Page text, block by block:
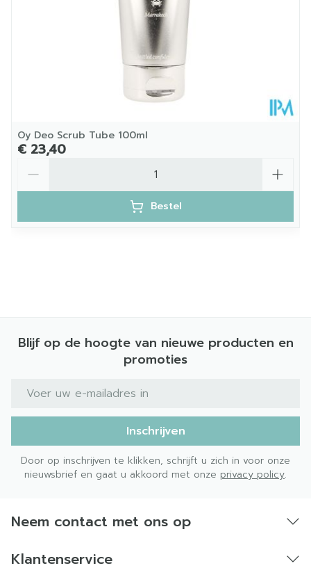
25°C)
Oy Deo Scrub Tube 100ml
€ 23,40
Bestel
Blijf op de hoogte van nieuwe producten en
promoties
E-mail adres
Inschrijven
Door op inschrijven te klikken, schrijft u zich in voor onze
nieuwsbrief en gaat u akkoord met onze privacy policy.
Neem contact met ons op
Klantenservice